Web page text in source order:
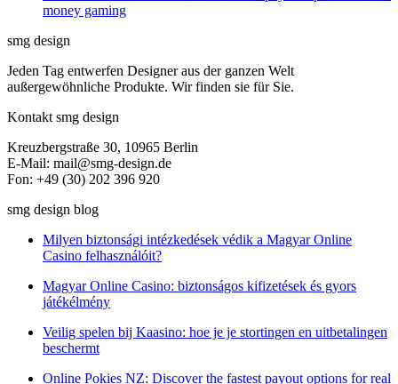
money gaming
smg design
Jeden Tag entwerfen Designer aus der ganzen Welt
außergewöhnliche Produkte. Wir finden sie für Sie.
Kontakt smg design
Kreuzbergstraße 30, 10965 Berlin
E-Mail: mail@smg-design.de
Fon: +49 (30) 202 396 920
smg design blog
Milyen biztonsági intézkedések védik a Magyar Online
Casino felhasználóit?
Magyar Online Casino: biztonságos kifizetések és gyors
játékélmény
Veilig spelen bij Kaasino: hoe je je stortingen en uitbetalingen
beschermt
Online Pokies NZ: Discover the fastest payout options for real